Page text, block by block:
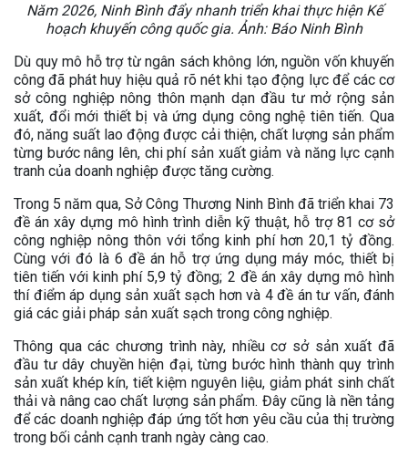
Năm 2026, Ninh Bình đẩy nhanh triển khai thực hiện Kế
hoạch khuyến công quốc gia. Ảnh: Báo Ninh Bình
Dù quy mô hỗ trợ từ ngân sách không lớn, nguồn vốn khuyến
công đã phát huy hiệu quả rõ nét khi tạo động lực để các cơ
sở công nghiệp nông thôn mạnh dạn đầu tư mở rộng sản
xuất, đổi mới thiết bị và ứng dụng công nghệ tiên tiến. Qua
đó, năng suất lao động được cải thiện, chất lượng sản phẩm
từng bước nâng lên, chi phí sản xuất giảm và năng lực cạnh
tranh của doanh nghiệp được tăng cường.
Trong 5 năm qua, Sở Công Thương Ninh Bình đã triển khai 73
đề án xây dựng mô hình trình diễn kỹ thuật, hỗ trợ 81 cơ sở
công nghiệp nông thôn với tổng kinh phí hơn 20,1 tỷ đồng.
Cùng với đó là 6 đề án hỗ trợ ứng dụng máy móc, thiết bị
tiên tiến với kinh phí 5,9 tỷ đồng; 2 đề án xây dựng mô hình
thí điểm áp dụng sản xuất sạch hơn và 4 đề án tư vấn, đánh
giá các giải pháp sản xuất sạch trong công nghiệp.
Thông qua các chương trình này, nhiều cơ sở sản xuất đã
đầu tư dây chuyền hiện đại, từng bước hình thành quy trình
sản xuất khép kín, tiết kiệm nguyên liệu, giảm phát sinh chất
thải và nâng cao chất lượng sản phẩm. Đây cũng là nền tảng
để các doanh nghiệp đáp ứng tốt hơn yêu cầu của thị trường
trong bối cảnh cạnh tranh ngày càng cao.